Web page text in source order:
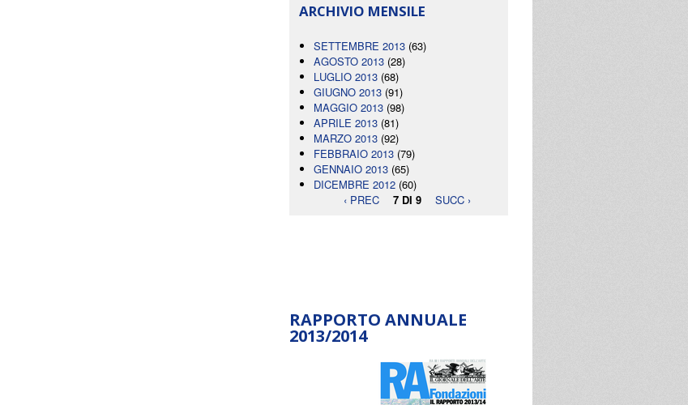
ARCHIVIO MENSILE
SETTEMBRE 2013 (63)
AGOSTO 2013 (28)
LUGLIO 2013 (68)
GIUGNO 2013 (91)
MAGGIO 2013 (98)
APRILE 2013 (81)
MARZO 2013 (92)
FEBBRAIO 2013 (79)
GENNAIO 2013 (65)
DICEMBRE 2012 (60)
‹ PREC
7 DI 9 SUCC ›
RAPPORTO ANNUALE
2013/2014